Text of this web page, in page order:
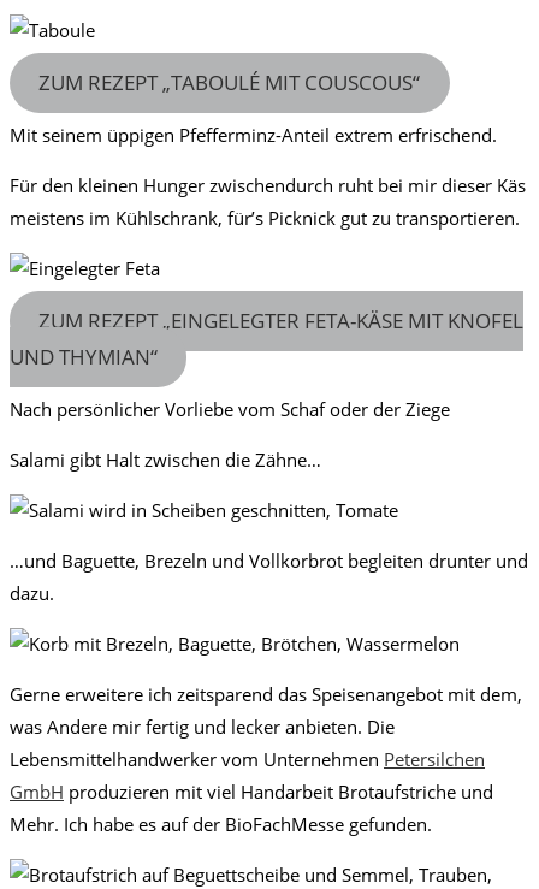
ZUM REZEPT „TABOULÉ MIT COUSCOUS“
Mit seinem üppigen Pfefferminz-Anteil extrem erfrischend.
Für den kleinen Hunger zwischendurch ruht bei mir dieser Käs
meistens im Kühlschrank, für’s Picknick gut zu transportieren.
ZUM REZEPT „EINGELEGTER FETA-KÄSE MIT KNOFEL
UND THYMIAN“
Nach persönlicher Vorliebe vom Schaf oder der Ziege
Salami gibt Halt zwischen die Zähne…
…und Baguette, Brezeln und Vollkorbrot begleiten drunter und
dazu.
Gerne erweitere ich zeitsparend das Speisenangebot mit dem,
was Andere mir fertig und lecker anbieten. Die
Lebensmittelhandwerker vom Unternehmen Petersilchen
GmbH produzieren mit viel Handarbeit Brotaufstriche und
Mehr. Ich habe es auf der BioFachMesse gefunden.